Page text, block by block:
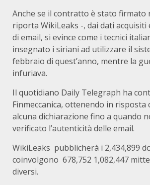
Anche se il contratto è stato firmato
riporta WikiLeaks -, dai dati acquisiti
di email, si evince come i tecnici
insegnato i siriani ad utilizzare il
febbraio di quest’anno, mentre la
infuriava.
Il quotidiano Daily Telegraph ha
Finmeccanica, ottenendo in risposta
alcuna dichiarazione fino a quando
verificato l’autenticità delle email.
WikiLeaks pubblicherà i 2,434,899
coinvolgono 678,752 1,082,447
diversi.